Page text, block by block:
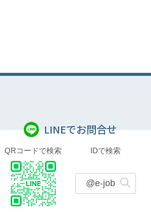
LINEでお問合せ
QRコードで検索 IDで検索
@e-job